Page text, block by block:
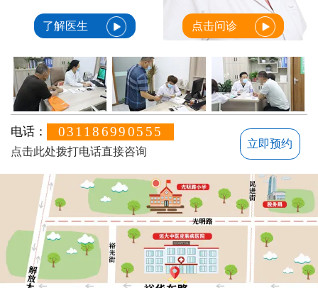
了解医生 点击问诊
电话： 031186990555
点击此处拨打电话直接咨询
立即预约